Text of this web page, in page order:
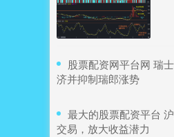
股票配资网平台网 瑞
济并抑制瑞郎涨势
最大的股票配资平台
交易，放大收益潜力